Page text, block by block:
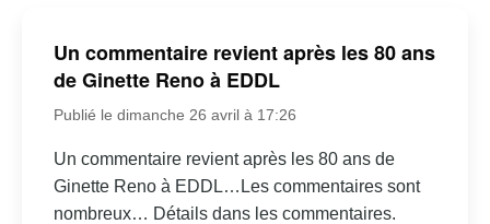
Un commentaire revient après les 80 ans
de Ginette Reno à EDDL
Publié le dimanche 26 avril à 17:26
Un commentaire revient après les 80 ans de
Ginette Reno à EDDL…Les commentaires sont
nombreux… Détails dans les commentaires.